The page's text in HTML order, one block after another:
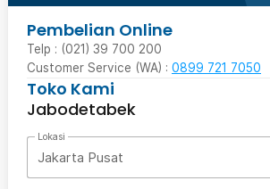
Pembelian Online
Telp : (021) 39 700 200
Customer Service (WA) : 0899 721 7050
Toko Kami
Jabodetabek
Lokasi
Jakarta Pusat